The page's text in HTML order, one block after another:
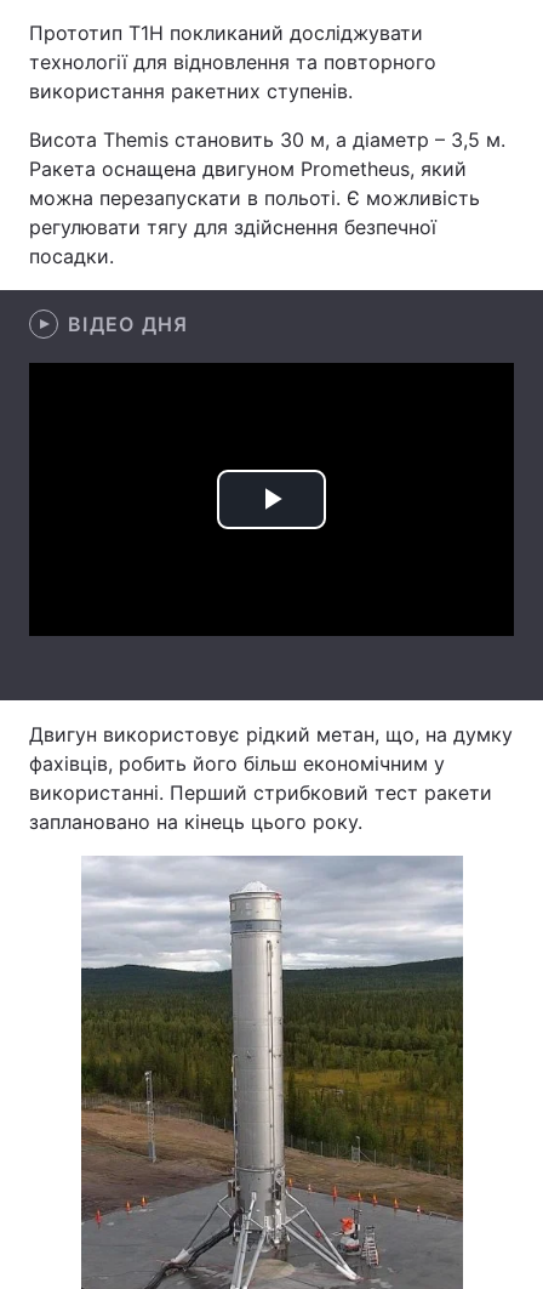
Техно і зв'язок Лайт
Здоров'я Туризм
Цікавинки Погода
Екологія
Лонгріди
Тема оформлення
Прототип T1H покликаний досліджувати
технології для відновлення та повторного
використання ракетних ступенів.
Висота Themis становить 30 м, а діаметр – 3,5 м.
Ракета оснащена двигуном Prometheus, який
можна перезапускати в польоті. Є можливість
регулювати тягу для здійснення безпечної
посадки.
ВІДЕО ДНЯ
Play
Двигун використовує рідкий метан, що, на думку
фахівців, робить його більш економічним у
використанні. Перший стрибковий тест ракети
заплановано на кінець цього року.